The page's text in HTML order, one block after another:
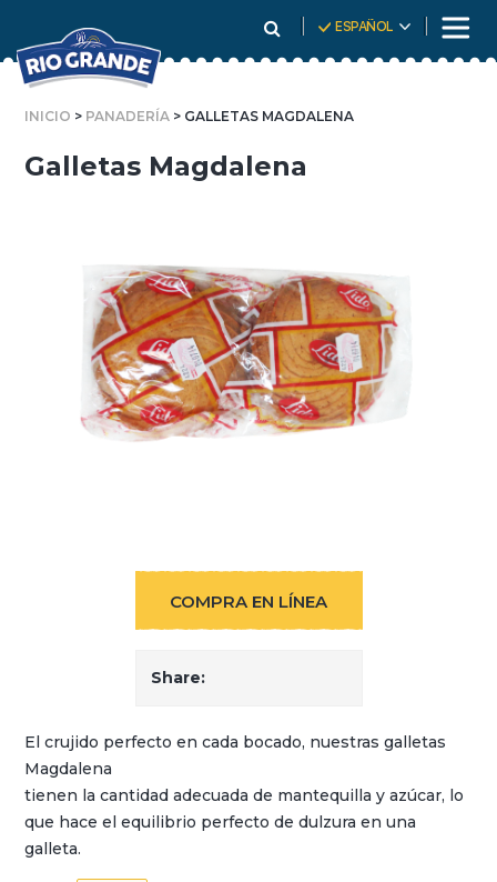
To
Content
ESPAÑOL
INICIO > PANADERÍA > GALLETAS MAGDALENA
Galletas Magdalena
Elcrujido perfectoen cada bocado, nuestras galletas
Magdalena
tienen lacantidad adecuada de mantequilla yazúcar, lo
que hace el equilibrio perfecto dedulzura en una
galleta.
COMPRA EN LÍNEA
Share: